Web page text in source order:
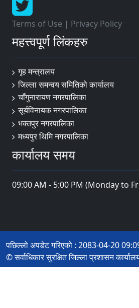
Terms of Use | Privacy Policy
महत्त्वपूर्ण लिंकहरु
गृह मन्त्रालय
जिल्ला समन्वय समितिको कार्यालय
चाँगुनारायण नगरपालिका
सूर्यविनायक नगरपालिका
भक्तपुर नगरपालिका
मध्यपुर थिमि नगरपालिका
कार्यालय समय
09:00 AM - 5:00 PM (Monday to
पछिल्लो अपडेट गरिएको : 2083-04-20
© सर्वाधिकार सुरक्षित जिल्ला प्रशासन